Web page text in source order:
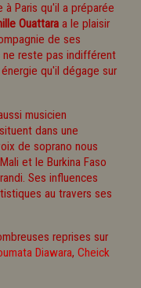
Paris qu'il a préparée
Ouattara a le plaisir
de ses
ne reste pas indifférent
qu'il dégage sur
musicien
dans une
de soprano nous
et le Burkina Faso
Ses influences
au travers ses
reprises sur
Diawara, Cheick